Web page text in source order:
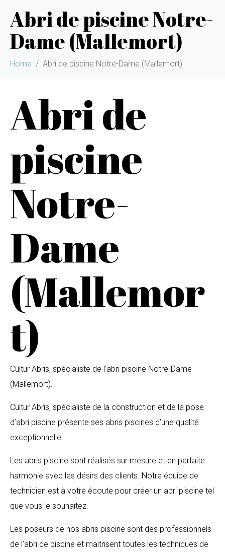
Abri de piscine Notre-
Dame (Mallemort)
Home Abri de piscine Notre-Dame (Mallemort)
Abri de
piscine
Notre-
Dame
(Mallemor
t)
Cultur Abris, spécialiste de l’abri piscine Notre-Dame
(Mallemort).
Cultur Abris, spécialiste de la construction et de la pose
d’abri piscine présente ses abris piscines d’une qualité
exceptionnelle.
Les abris piscine sont réalisés sur mesure et en parfaite
harmonie avec les désirs des clients. Notre équipe de
technicien est à votre écoute pour créer un abri piscine tel
que vous le souhaitez.
Les poseurs de nos abris piscine sont des professionnels
de l’abri de piscine et maitrisent toutes les techniques de